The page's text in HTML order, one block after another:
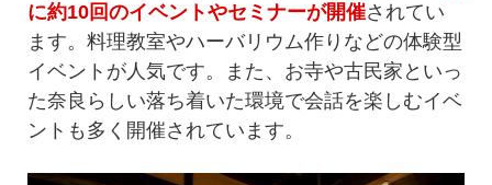
に約10回のイベントやセミナーが開催されてい
ます。料理教室やハーバリウム作りなどの体験型
イベントが人気です。また、お寺や古民家といっ
た奈良らしい落ち着いた環境で会話を楽しむイベ
ントも多く開催されています。